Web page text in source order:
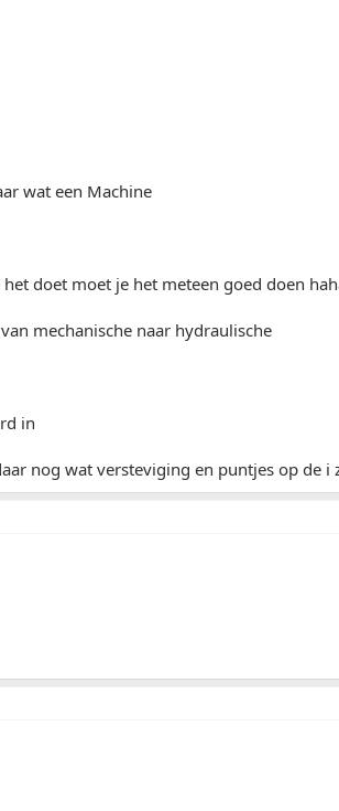
wat een Machine
doet moet je het meteen goed doen
mechanische naar hydraulische
in
nog wat versteviging en puntjes op de i